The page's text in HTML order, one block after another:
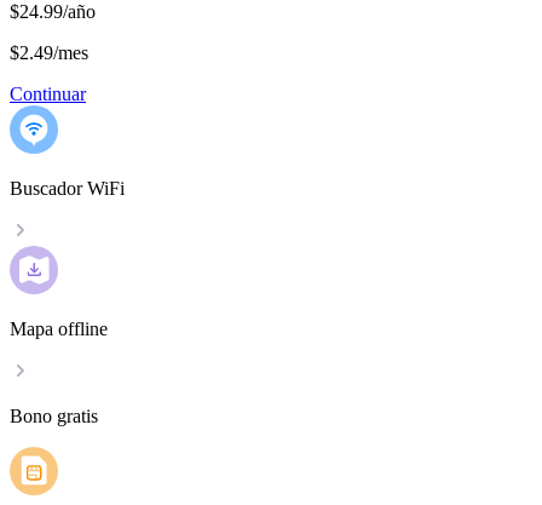
$24.99/año
$2.49/mes
Continuar
Buscador WiFi
Mapa offline
Bono gratis